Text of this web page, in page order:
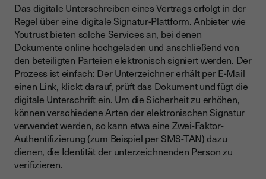
Das digitale Unterschreiben eines Vertrags erfolgt in der
Regel über eine digitale Signatur-Plattform. Anbieter wie
Youtrust bieten solche Services an, bei denen
Dokumente online hochgeladen und anschließend von
den beteiligten Parteien elektronisch signiert werden. Der
Prozess ist einfach: Der Unterzeichner erhält per E-Mail
einen Link, klickt darauf, prüft das Dokument und fügt die
digitale Unterschrift ein. Um die Sicherheit zu erhöhen,
können verschiedene Arten der elektronischen Signatur
verwendet werden, so kann etwa eine Zwei-Faktor-
Authentifizierung (zum Beispiel per SMS-TAN) dazu
dienen, die Identität der unterzeichnenden Person zu
verifizieren.